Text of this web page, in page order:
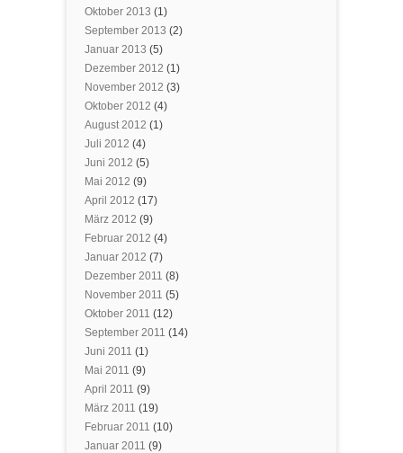
Oktober 2013 (1)
September 2013 (2)
Januar 2013 (5)
Dezember 2012 (1)
November 2012 (3)
Oktober 2012 (4)
August 2012 (1)
Juli 2012 (4)
Juni 2012 (5)
Mai 2012 (9)
April 2012 (17)
März 2012 (9)
Februar 2012 (4)
Januar 2012 (7)
Dezember 2011 (8)
November 2011 (5)
Oktober 2011 (12)
September 2011 (14)
Juni 2011 (1)
Mai 2011 (9)
April 2011 (9)
März 2011 (19)
Februar 2011 (10)
Januar 2011 (9)